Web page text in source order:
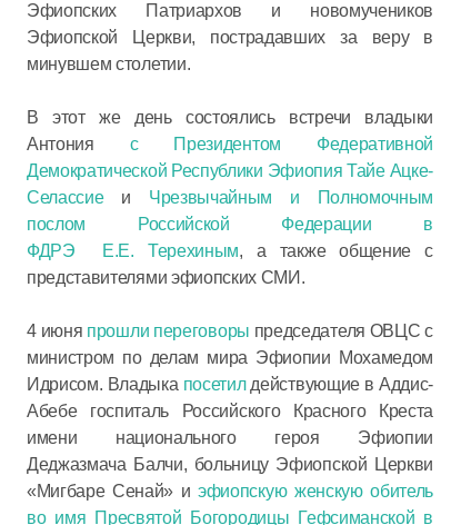
Эфиопских Патриархов и новомучеников
Эфиопской Церкви, пострадавших за веру в
минувшем столетии.
В этот же день состоялись встречи владыки
Антония с Президентом Федеративной
Демократической Республики Эфиопия Тайе Ацке-
Селассиеи Чрезвычайным и Полномочным
послом Российской Федерации в
ФДРЭ Е.Е. Терехиным, а также общение с
представителями эфиопских СМИ.
4 июня прошли переговоры председателя ОВЦС с
министром по делам мира Эфиопии Мохамедом
Идрисом. Владыка посетилдействующие в Аддис-
Абебе госпиталь Российского Красного Креста
имени национального героя Эфиопии
Деджазмача Балчи, больницу Эфиопской Церкви
«Мигбаре Сенай» иэфиопскую женскую обитель
во имя Пресвятой Богородицы Гефсиманской в